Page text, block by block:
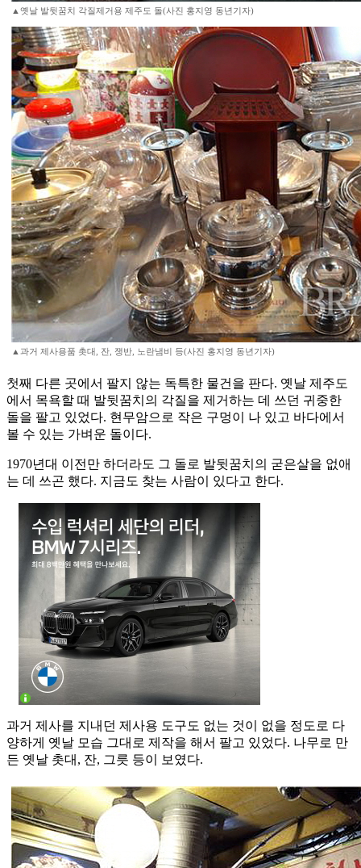
▲옛날 발뒷꿈치 각질제거용 제주도 돌(사진 홍지영 동년기자)
▲과거 제사용품 촛대, 잔, 쟁반, 노란냄비 등(사진 홍지영 동년기자)
첫째 다른 곳에서 팔지 않는 독특한 물건을 판다. 옛날 제주도
에서 목욕할 때 발뒷꿈치의 각질을 제거하는 데 쓰던 귀중한
돌을 팔고 있었다. 현무암으로 작은 구멍이 나 있고 바다에서
볼 수 있는 가벼운 돌이다.
1970년대 이전만 하더라도 그 돌로 발뒷꿈치의 굳은살을 없애
는 데 쓰곤 했다. 지금도 찾는 사람이 있다고 한다.
과거 제사를 지내던 제사용 도구도 없는 것이 없을 정도로 다
양하게 옛날 모습 그대로 제작을 해서 팔고 있었다. 나무로 만
든 옛날 촛대, 잔, 그릇 등이 보였다.